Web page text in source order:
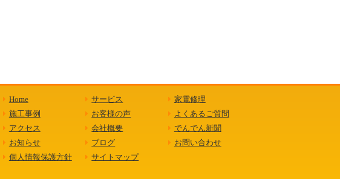
Home サービス
家電修理
施工事例
お客様の声
よくあるご質問
アクセス
会社概要
でんでん新聞
お知らせ
ブログ
お問い合わせ
個人情報保護方針
サイトマップ